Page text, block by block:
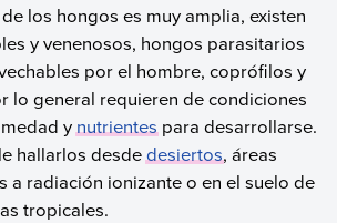
los hongos es muy amplia, existen
y venenosos, hongos parasitarios
por el hombre, coprófilos y
lo general requieren de condiciones
ynutrientespara desarrollarse.
hallarlos desdedesiertos, áreas
a radiación ionizante o en el suelo de
tropicales.